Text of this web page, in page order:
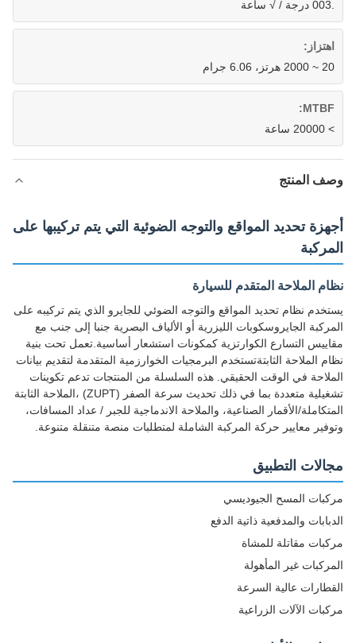
اهتزاز:
20 ~ 2000 هرتز، 6.06 جرام
MTBF:
> 20000 ساعة
وصف المنتج
أجهزة تحديد المواقع والتوجه الضوئية التي يتم تركيبها على
المركبة
نظام الملاحة المتقدم للسيارة
يستخدم نظام تحديد المواقع والتوجه الضوئي للجايرو الذي يتم تركيبه على
المركبة الجايروسكوبات الليزرية أو الألياف البصرية جنبا إلى جنب مع
مقاييس التسارع الكوارتزية كمكونات استشعار أساسية.تعمل تحت بنية
نظام الملاحة الثابتةتستخدم البرمجيات الخوارزمية المتقدمة لتقديم بيانات
الملاحة في الوقت الحقيقي. هذه السلسلة من المنتجات تدعم تكوينات
تشغيلية متعددة بما في ذلك تحديث سرعة الصفر (ZUPT) ،الملاحة الثابتة
المتكاملة/الأقمار الصناعية، والملاحة الاندماجية للجبر / عداد المسافات،
وتوفير معايير حركة المركبة الشاملة لمتطلبات منصة متنقلة متنوعة.
مجالات التطبيق
مركبات المسح الجيوديسي
الدبابات والمدفعية ذاتية الدفع
مركبات مقاتلة للمشاة
المركبات غير المأهولة
القطارات عالية السرعة
مركبات الآلات الزراعية